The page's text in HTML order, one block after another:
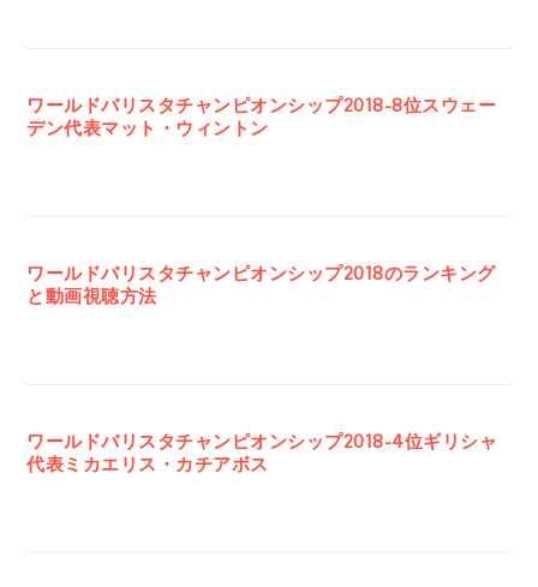
ワールドバリスタチャンピオンシップ2018-8位スウェー
デン代表マット・ウィントン
ワールドバリスタチャンピオンシップ2018のランキング
と動画視聴方法
ワールドバリスタチャンピオンシップ2018-4位ギリシャ
代表ミカエリス・カチアボス